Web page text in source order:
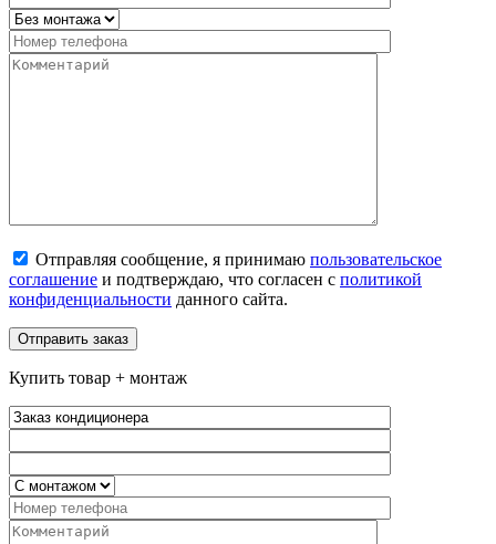
Отправляя сообщение, я принимаю пользовательское
соглашение и подтверждаю, что согласен с политикой
конфиденциальности данного сайта.
Купить товар + монтаж